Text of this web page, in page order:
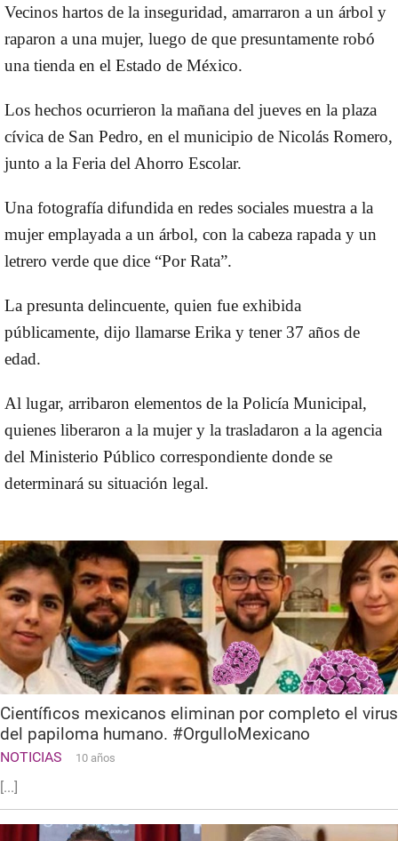
Vecinos hartos de la inseguridad, amarraron a un árbol y
raparon a una mujer, luego de que presuntamente robó
una tienda en el Estado de México.
Los hechos ocurrieron la mañana del jueves en la plaza
cívica de San Pedro, en el municipio de Nicolás Romero,
junto a la Feria del Ahorro Escolar.
Una fotografía difundida en redes sociales muestra a la
mujer emplayada a un árbol, con la cabeza rapada y un
letrero verde que dice “Por Rata”.
La presunta delincuente, quien fue exhibida
públicamente, dijo llamarse Erika y tener 37 años de
edad.
Al lugar, arribaron elementos de la Policía Municipal,
quienes liberaron a la mujer y la trasladaron a la agencia
del Ministerio Público correspondiente donde se
determinará su situación legal.
Científicos mexicanos eliminan por completo el virus
del papiloma humano. #OrgulloMexicano
NOTICIAS 10 años
[...]